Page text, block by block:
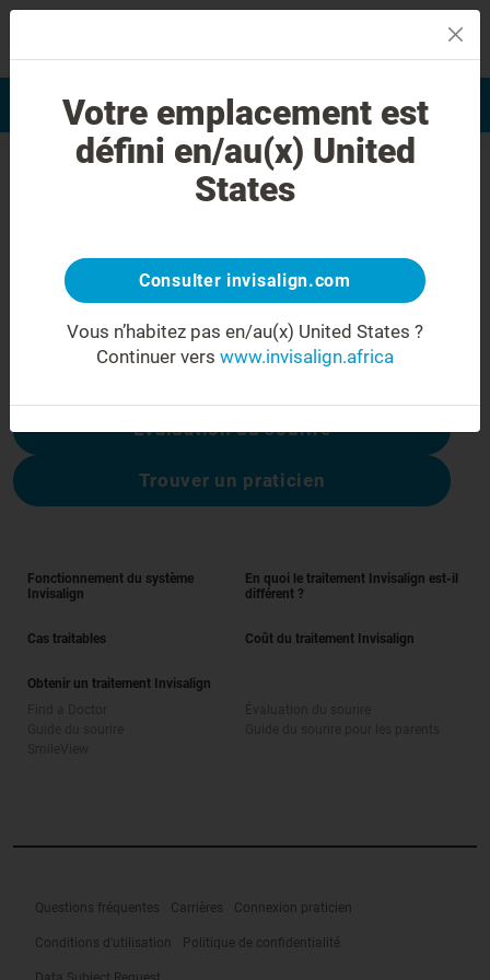
Evaluation du sourire Find a Doctor
Erreur 404
Cette page n’est pas disponible, les autres
sont :
Évaluation du sourire
Trouver un praticien
Fonctionnement du système
Invisalign
En quoi le traitement Invisalign est-il
différent ?
Cas traitables Coût du traitement Invisalign
Obtenir un traitement Invisalign
Questions fréquentes Carrières Connexion praticien
Conditions d'utilisation Politique de confidentialité
Votre emplacement est
défini en/au(x) United
States
Consulter invisalign.com
Vous n’habitez pas en/au(x) United States ?
Continuer vers www.invisalign.africa